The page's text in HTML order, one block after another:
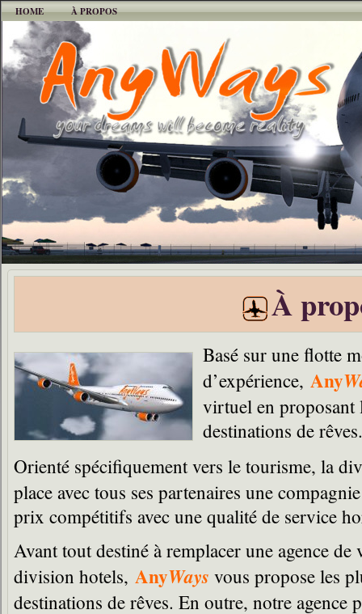
HOME À PROPOS
À
Basé sur une flotte
d’expérience, Any
virtuel en proposant
destinations de rêves.
Orienté spécifiquement vers le tourisme, la
place avec tous ses partenaires une
prix compétitifs avec une qualité de service
Avant tout destiné à remplacer une agence de
division hotels, AnyWays vous propose les
destinations de rêves. En outre, notre agence